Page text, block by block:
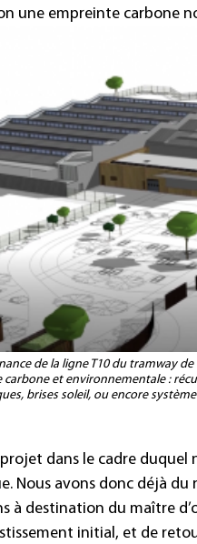
une empreinte carbone
de la ligne T10 du tramway
carbone et environnementale :
brises soleil, ou encore
projet dans le cadre
Nous avons donc déjà
à destination du maître
initial, et de